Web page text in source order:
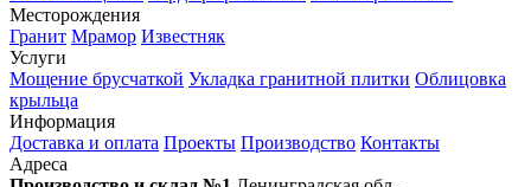
Месторождения
Гранит Мрамор Известняк
Услуги
Мощение брусчаткой Укладка гранитной плитки Облицовка
крыльца
Информация
Доставка и оплата Проекты Производство Контакты
Адреса